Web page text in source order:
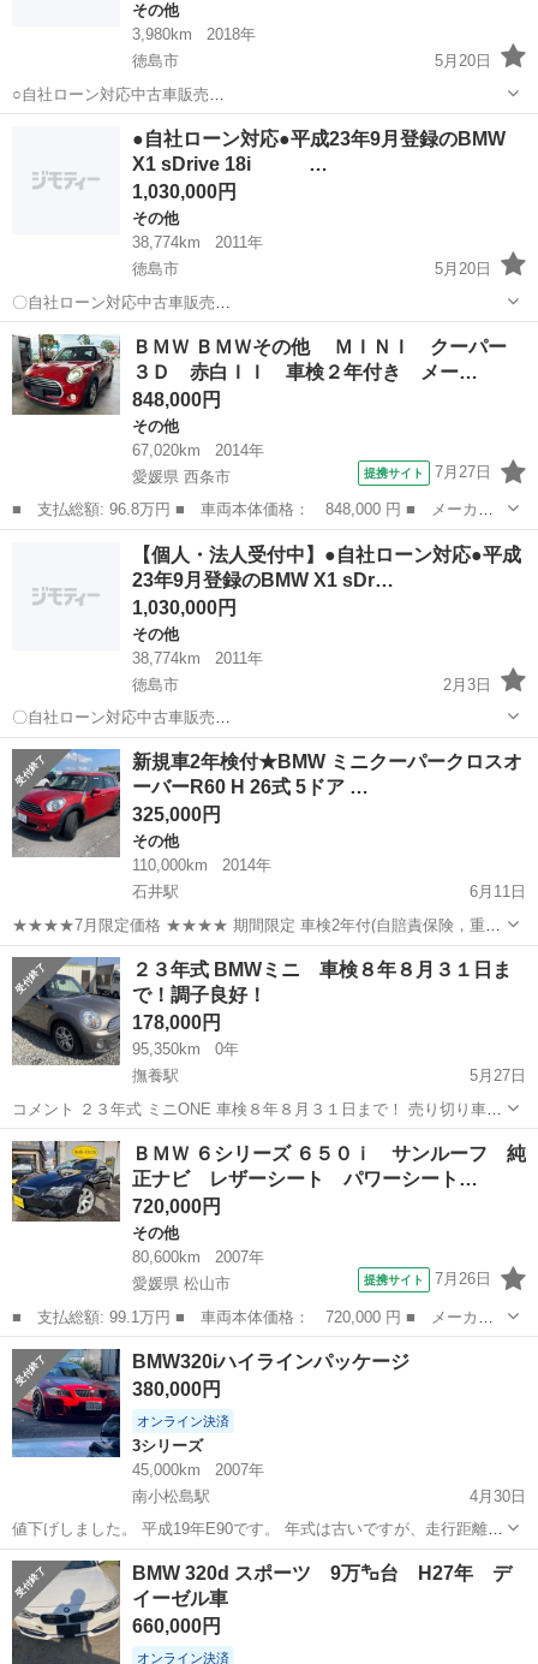
その他
3,980km
2018年
徳島市
5月20日
○自社ローン対応中古車販売
○ ☆どなたでもローン対応
可能☆ １、勤続年数の短い方や自営業の方 ２、パー
トをされる主婦の方や派遣社員の方 ３、自己破産等をされた...
その他 車両
●自社ローン対応●平成23年9月登録のBMW
X1 sDrive 18i …
1,030,000円
その他
38,774km
2011年
徳島市
5月20日
〇自社ローン対応中古車販売
〇 ☆どなたでもローン対
応可能☆ １、勤続年数の短い方や自営業の方 ２、パ
ートをされる主婦の方や派遣社員の方 ...
徳島 徳島市
ＢＭＷ ＢＭＷその他 ＭＩＮＩ クーパー
３Ｄ 赤白ＩＩ 車検２年付き メー…
848,000円
その他
67,020km
2014年
愛媛県 西条市
提携サイト 7月27日
■ 支払総額: 96.8万円 ■ 車両本体価格： 848,000 円 ■ メーカー
名： ＢＭＷ ■ 車種名： ＢＭＷその他 ■ グレード名： ＭＩ
ＮＩ クーパー ３Ｄ 赤白ＩＩ 車検２年付き メーカーナビ Ｂ
その他
【個人・法人受付中】●自社ローン対応●平成
23年9月登録のBMW X1 sDr…
1,030,000円
その他
38,774km
2011年
徳島市
2月3日
〇自社ローン対応中古車販売
〇 ☆どなたでもローン対
応可能☆ １、勤続年数の短い方や自営業の方 ２、パ
ートをされる主婦の方や派遣社員の方 ３、自己破産等をされ...
徳島 徳島市 その他 車両
新規車2年検付★BMW ミニクーパークロスオ
ーバーR60 H 26式 5ドア …
325,000円
その他
110,000km
2014年
石井駅
6月11日
★★★★7月限定価格 ★★★★ 期間限定 車検2年付(自賠責保険，重量
税込み、書類車検整備付き、ナンバー代、印紙代含む) 別途費用 自動
車税『月割り』年39,500➗12✖️残期間6月登26,000円 リサイクル17,...
徳島 名西郡 石井駅 SUV
２３年式 BMWミニ 車検８年８月３１日ま
で！調子良好！
178,000円
95,350km
0年
撫養駅
5月27日
コメント ２３年式 ミニONE 車検８年８月３１日まで！ 売り切り車両
になります。 エンジン・AＴ・ＡＣ良好ですので、ご安心ください。
外装・・全体的に綺麗です。画像での確認お願いします 内装・・中古
車としての使用感はあり...
徳島 鳴門市 BMW
ＢＭＷ ６シリーズ ６５０ｉ サンルーフ 純
正ナビ レザーシート パワーシート…
720,000円
その他
80,600km
2007年
愛媛県 松山市
提携サイト 7月26日
■ 支払総額: 99.1万円 ■ 車両本体価格： 720,000 円 ■ メーカー
名： ＢＭＷ ■ 車種名： ６シリーズ ■ グレード名： ６５０
ｉ サンルーフ 純正ナビ レザーシート パワーシート シートヒ
ーター ミラー...
愛媛 松山市
BMW320iハイラインパッケージ
380,000円
オンライン決済
3シリーズ
45,000km
2007年
南小松島駅
4月30日
値下げしました。 平成19年E90です。 年式は古いですが、走行距離
45000キロと少なく、 NKBフルエアロに、NKB19インチ、ルーフブラ
ック塗装 スーパースプリンターマフラー、Ｎ&kエアクリーナ 車高
調、内装カーボン調...
徳島 小松島市 南小松島駅 3シリーズ 走行距離
BMW 320d スポーツ 9万㌔台 H27年 デ
イーゼル車
660,000円
オンライン決済